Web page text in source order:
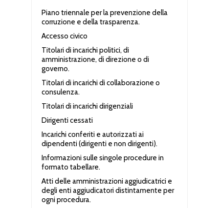
Piano triennale per la prevenzione della
corruzione e della trasparenza.
Accesso civico
Titolari di incarichi politici, di
amministrazione, di direzione o di
governo.
Titolari di incarichi di collaborazione o
consulenza.
Titolari di incarichi dirigenziali
Dirigenti cessati
Incarichi conferiti e autorizzati ai
dipendenti (dirigenti e non dirigenti).
Informazioni sulle singole procedure in
formato tabellare.
Atti delle amministrazioni aggiudicatrici e
degli enti aggiudicatori distintamente per
ogni procedura.